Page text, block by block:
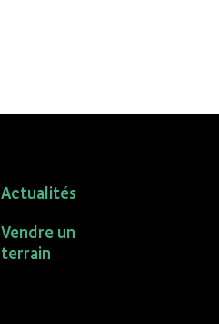
Actualités
Vendre un
terrain